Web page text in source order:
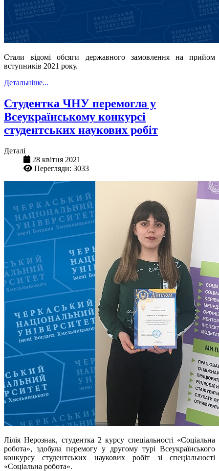
Стали відомі обсяги державного замовлення на прийом
вступників 2021 року.
Детальніше...
Студентка ЧНУ перемогла у
Всеукраїнському конкурсі
студентських наукових робіт
Деталі
28 квітня 2021
Перегляди: 3033
Лілія Нерознак, студентка 2 курсу спеціальності «Соціальна
робота», здобула перемогу у другому турі Всеукраїнського
конкурсу студентських наукових робіт зі спеціальності
«Соціальна робота».